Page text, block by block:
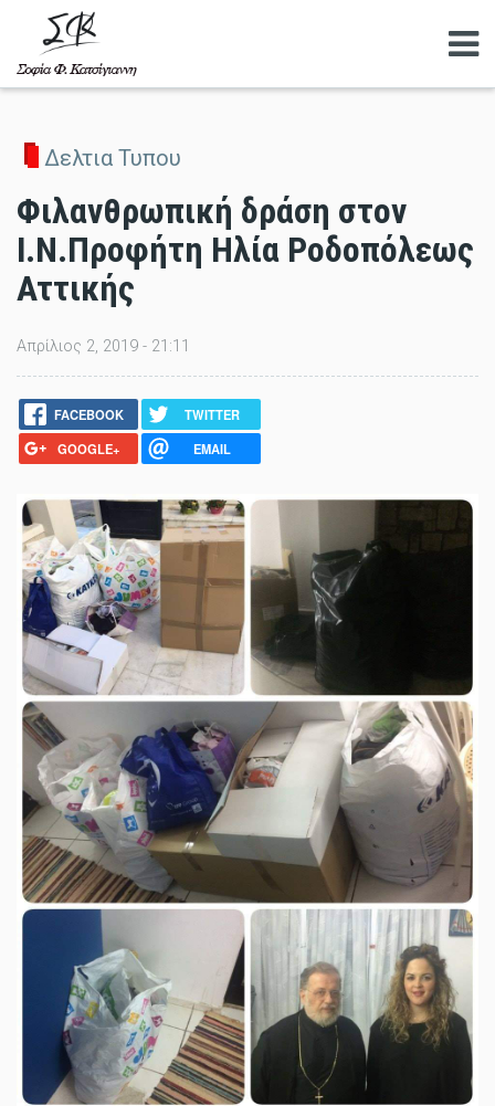
Δελτια Τυπου
Φιλανθρωπική δράση στον
Ι.Ν.Προφήτη Ηλία Ροδοπόλεως
Αττικής
Απρίλιος 2, 2019 - 21:11
FACEBOOK
TWITTER
GOOGLE+
EMAIL